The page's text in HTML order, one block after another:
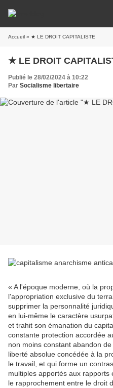
Accueil » ★ LE DROIT CAPITALISTE
★ LE DROIT
Publié le 28/02/2024 à 10:22
Par Socialisme libertaire
« A l'époque moderne, où la
l'appropriation exclusive du
supprimer la personnalité
en lui-même le caractère
et trahit son émanation du
constante protection accordée
non moins constant abandon
liberté absolue concédée à la
le travail, et qui forme un
multiples apportés aux rapports
le rapprochement entre le droit